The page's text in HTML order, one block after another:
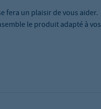
fera un plaisir de vous aider.
le produit adapté à vos